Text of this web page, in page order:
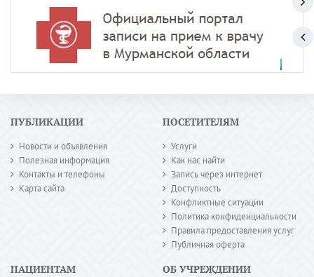
ПУБЛИКАЦИИ
Новости и объявления
Полезная информация
Контакты и телефоны
Карта сайта
ПОСЕТИТЕЛЯМ
Услуги
Как нас найти
Запись через интернет
Доступность
Конфликтные ситуации
Политика конфиденциальности
Правила предоставления услуг
Публичная оферта
ПАЦИЕНТАМ ОБ УЧРЕЖДЕНИИ